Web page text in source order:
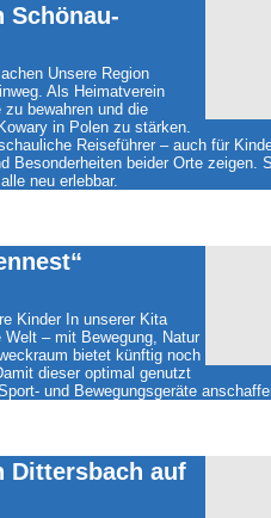
Schönau-
Unsere Region
Als Heimatverein
bewahren und die
in Polen zu stärken.
Reiseführer – auch für
Besonderheiten beider Orte zeigen.
neu erlebbar.
Kinder In unserer Kita
– mit Bewegung, Natur
bietet künftig noch
dieser optimal genutzt
und Bewegungsgeräte
Dittersbach auf